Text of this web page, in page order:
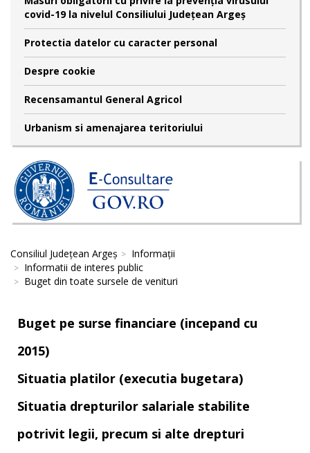
covid-19 la nivelul Consiliului Județean Argeș
Protectia datelor cu caracter personal
Despre cookie
Recensamantul General Agricol
Urbanism si amenajarea teritoriului
Consiliul Județean Argeș
Informații
Informatii de interes public
Buget din toate sursele de venituri
Buget pe surse financiare (incepand cu
2015)
Situatia platilor (executia bugetara)
Situatia drepturilor salariale stabilite
potrivit legii, precum si alte drepturi